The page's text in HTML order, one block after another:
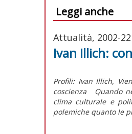
Leggi anche
Attualità, 2002-22
Ivan Illich:
Profili: Ivan Illich,
coscienza Quando
clima culturale e
polemiche quanto le